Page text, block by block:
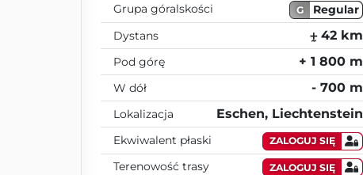
Grupa góralskości
G
Regular
Dystans
⨦ 42 km
Pod górę + 1 800 m
W dół - 700 m
Lokalizacja Eschen, Liechtenstein
Ekwiwalent płaski ZALOGUJ SIĘ
Terenowość trasy ZALOGUJ SIĘ